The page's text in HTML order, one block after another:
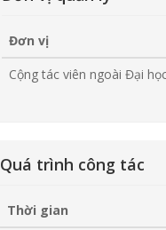
Đơn vị
Cộng tác viên ngoài Đại
Quá trình công tác
Thời gian